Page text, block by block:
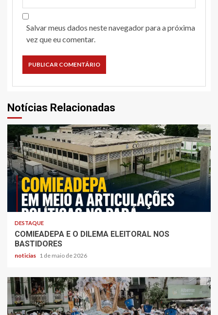
Salvar meus dados neste navegador para a próxima
vez que eu comentar.
Notícias Relacionadas
DESTAQUE
COMIEADEPA E O DILEMA ELEITORAL NOS
BASTIDORES
noticias 1 de maio de 2026